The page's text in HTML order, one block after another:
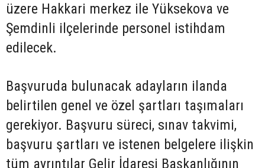
üzere Hakkari merkez ile Yüksekova ve
Şemdinli ilçelerinde personel istihdam
edilecek.
Başvuruda bulunacak adayların ilanda
belirtilen genel ve özel şartları taşımaları
gerekiyor. Başvuru süreci, sınav takvimi,
başvuru şartları ve istenen belgelere ilişkin
tüm ayrıntılar Gelir İdaresi Başkanlığının